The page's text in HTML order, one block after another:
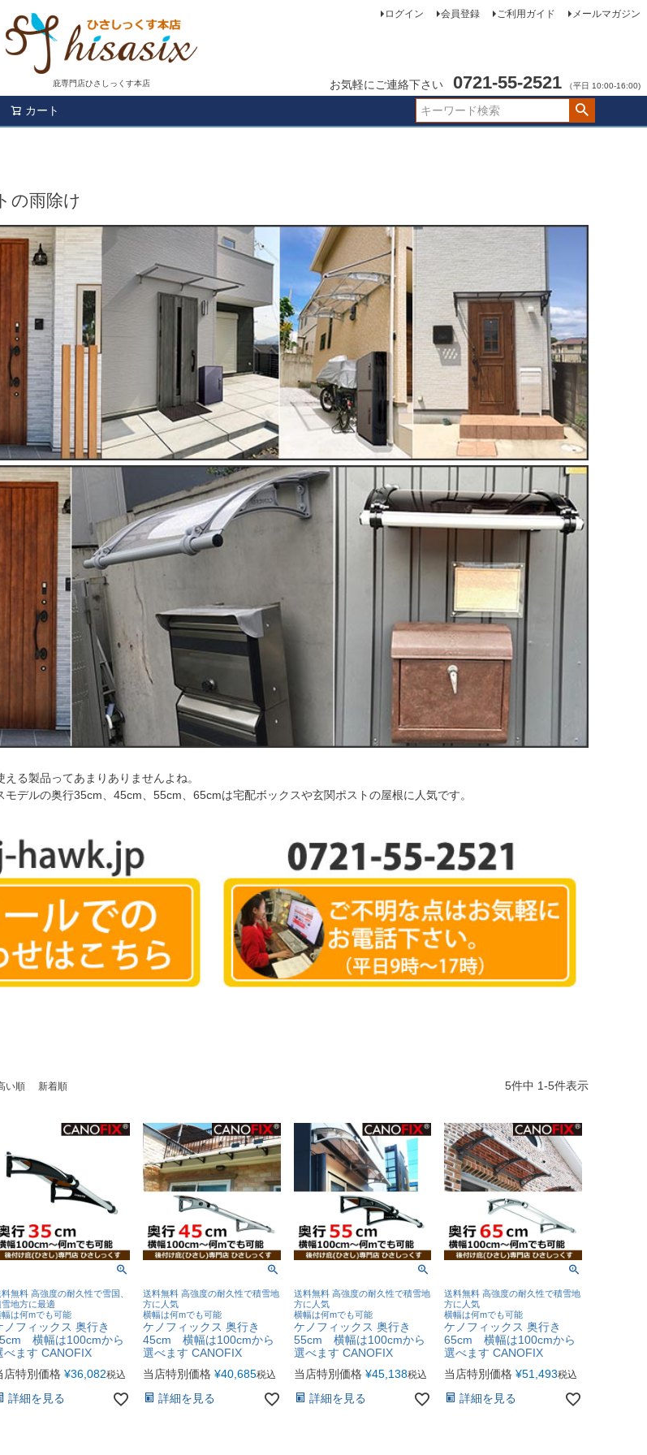
庇専門店ひさしっくす本店
ログイン 会員登録 ご利用ガイド メールマガジン
お気軽にご連絡下さい 0721-55-2521 （平日 10:00-16:00)
カート
の雨除け
る製品ってあまりありませんよね。
デルの奥行35cm、45cm、55cm、65cmは宅配ボックスや玄関ポストの屋根に人気です。
い順 新着順 5件中 1-5件表示
無料 高強度の耐久性で雪国、
雪地方に最適
幅は何mでも可能
ノフィックス 奥行き
横幅は100cmから
べます CANOFIX
店特別価格 ¥36,082税込
詳細を見る
送料無料 高強度の耐久性で積雪地
方に人気
横幅は何mでも可能
ケノフィックス 奥行き
45cm 横幅は100cmから
選べます CANOFIX
当店特別価格 ¥40,685税込
詳細を見る
送料無料 高強度の耐久性で積雪地
方に人気
横幅は何mでも可能
ケノフィックス 奥行き
55cm 横幅は100cmから
選べます CANOFIX
当店特別価格 ¥45,138税込
詳細を見る
送料無料 高強度の耐久性で積雪地
方に人気
横幅は何mでも可能
ケノフィックス 奥行き
65cm 横幅は100cmから
選べます CANOFIX
当店特別価格 ¥51,493税込
詳細を見る